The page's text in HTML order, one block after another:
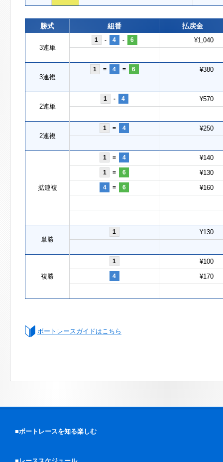
勝式 組番 払戻金
3連単
1 - 4 - 6 ¥1,040
3連複
1 = 4 = 6 ¥380
2連単
1 - 4 ¥570
2連複
1 = 4 ¥250
拡連複
1 = 4 ¥140
1 = 6 ¥130
4 = 6 ¥160
単勝
1 ¥130
複勝
1 ¥100
4 ¥170
ボートレースガイドはこちら
■ボートレースを知る楽しむ